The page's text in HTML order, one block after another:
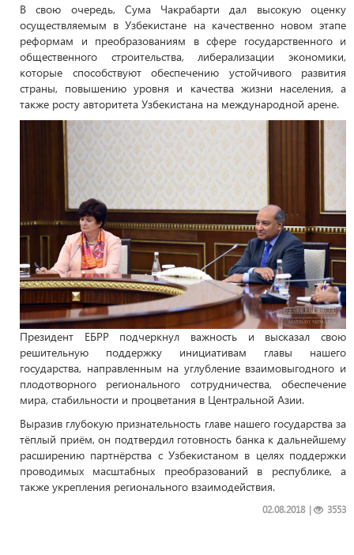
В свою очередь, Сума Чакрабарти дал высокую оценку
осуществляемым в Узбекистане на качественно новом этапе
реформам и преобразованиям в сфере государственного и
общественного строительства, либерализации экономики,
которые способствуют обеспечению устойчивого развития
страны, повышению уровня и качества жизни населения, а
также росту авторитета Узбекистана на международной арене.
Президент ЕБРР подчеркнул важность и высказал свою
решительную поддержку инициативам главы нашего
государства, направленным на углубление взаимовыгодного и
плодотворного регионального сотрудничества, обеспечение
мира, стабильности и процветания в Центральной Азии.
Выразив глубокую признательность главе нашего государства за
тёплый приём, он подтвердил готовность банка к дальнейшему
расширению партнёрства с Узбекистаном в целях поддержки
проводимых масштабных преобразований в республике, а
также укрепления регионального взаимодействия.
| 3553
02.08.2018